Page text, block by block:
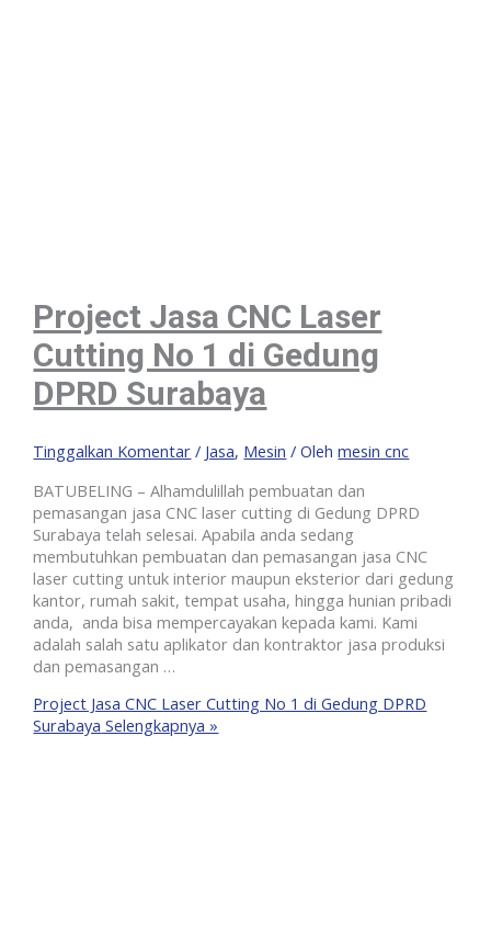
Project Jasa CNC Laser
Cutting No 1 di Gedung
DPRD Surabaya
Tinggalkan Komentar / Jasa, Mesin / Olehmesin cnc
BATUBELING – Alhamdulillah pembuatan dan
pemasangan jasa CNC laser cutting di Gedung DPRD
Surabaya telah selesai. Apabila anda sedang
membutuhkan pembuatan dan pemasangan jasa CNC
laser cutting untuk interior maupun eksterior dari gedung
kantor, rumah sakit, tempat usaha, hingga hunian pribadi
anda, anda bisa mempercayakan kepada kami. Kami
adalah salah satu aplikator dan kontraktor jasa produksi
dan pemasangan …
Project Jasa CNC Laser Cutting No 1 di Gedung DPRD
Surabaya Selengkapnya »